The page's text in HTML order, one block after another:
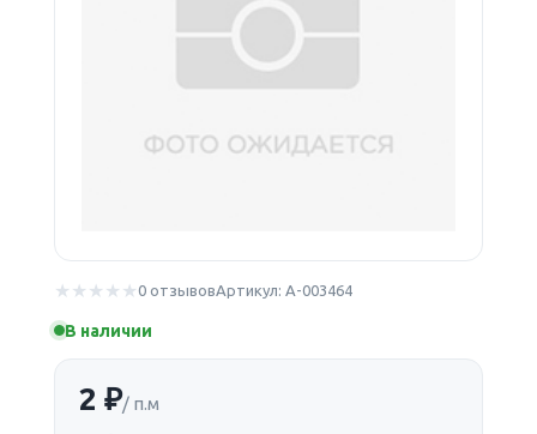
0 отзывовАртикул: А-003464
В наличии
2 ₽/ п.м